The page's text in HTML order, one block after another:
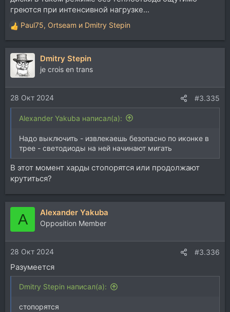
греются при интенсивной нагрузке...
Р
е
а
к
и
и
:
Paul75, Ortseam и Dmitry Stepin
Dmitry Stepin
je crois en trans
28 Окт 2024 #3.335
Alexander Yakuba написал(а):
Надо выключить - извлекаешь безопасно по иконке в
трее - светодиоды на ней начинают мигать
В этот момент харды стопорятся или продолжают
крутиться?
A Alexander Yakuba
Opposition Member
28 Окт 2024 #3.336
Разумеется
Dmitry Stepin написал(а):
стопорятся